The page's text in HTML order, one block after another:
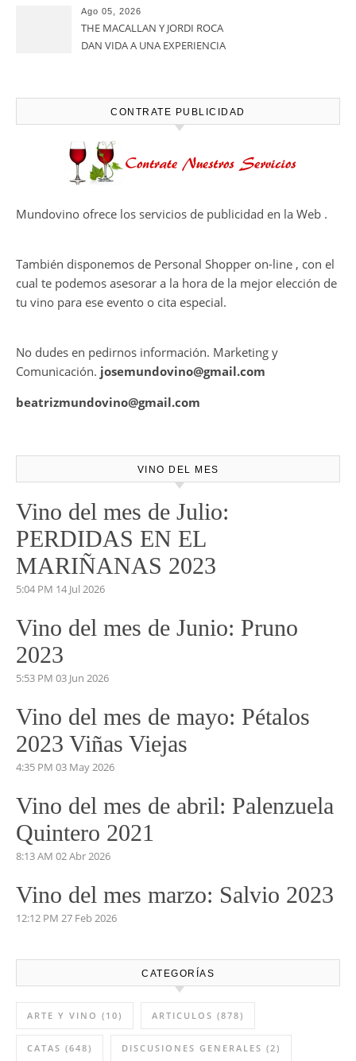
calidadcomienzan a diseñarse
en el viñedo
Ago 05, 2026
THE MACALLAN Y JORDI ROCA
DAN VIDA A UNA EXPERIENCIA
HARMONY COLLECTION
CONTRATE PUBLICIDAD
Mundovino ofrece los servicios de publicidad en la Web .
También disponemos de Personal Shopper on-line , con el
cual te podemos asesorar a la hora de la mejor elección de
tu vino para ese evento o cita especial.
No dudes en pedirnos información. Marketing y
Comunicación. josemundovino@gmail.com
beatrizmundovino@gmail.com
VINO DEL MES
Vino del mes de Julio:
PERDIDAS EN EL
MARIÑANAS 2023
5:04 PM 14 Jul 2026
Vino del mes de Junio: Pruno
2023
5:53 PM 03 Jun 2026
Vino del mes de mayo: Pétalos
2023 Viñas Viejas
4:35 PM 03 May 2026
Vino del mes de abril: Palenzuela
Quintero 2021
8:13 AM 02 Abr 2026
Vino del mes marzo: Salvio 2023
12:12 PM 27 Feb 2026
CATEGORÍAS
ARTE Y VINO (10) ARTICULOS (878)
CATAS (648) DISCUSIONES GENERALES (2)